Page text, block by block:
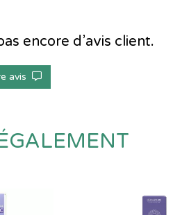
encore d’avis client.
avis